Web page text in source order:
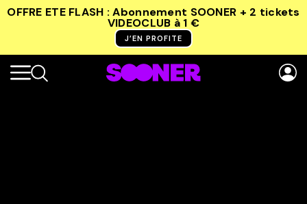
OFFRE ETE FLASH : Abonnement SOONER + 2 tickets
VIDEOCLUB à 1 €
J’EN PROFITE